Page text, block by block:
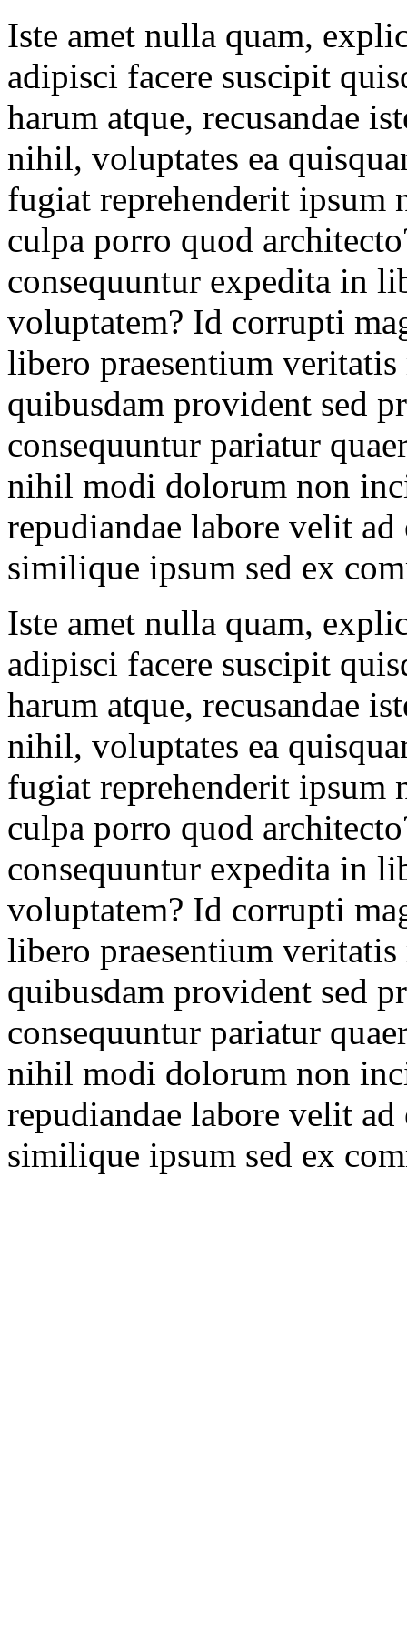
Iste amet nulla quam,
adipisci facere suscipit
harum atque, recusandae
nihil, voluptates ea
fugiat reprehenderit ipsum
culpa porro quod
consequuntur expedita in
voluptatem? Id corrupti
libero praesentium
quibusdam provident sed
consequuntur pariatur
nihil modi dolorum non
repudiandae labore velit
similique ipsum sed ex
Iste amet nulla quam,
adipisci facere suscipit
harum atque, recusandae
nihil, voluptates ea
fugiat reprehenderit ipsum
culpa porro quod
consequuntur expedita in
voluptatem? Id corrupti
libero praesentium
quibusdam provident sed
consequuntur pariatur
nihil modi dolorum non
repudiandae labore velit
similique ipsum sed ex